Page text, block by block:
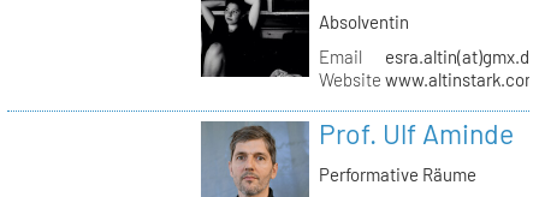
Absolventin
Email
esra.altin(at)gmx.de
Website www.altinstark.com
Prof. Ulf Aminde
Performative Räume